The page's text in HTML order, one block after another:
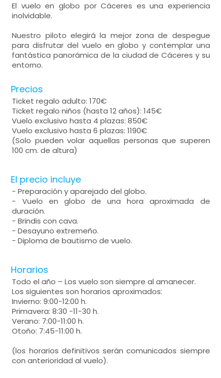
El vuelo en globo por Cáceres es una experiencia
inolvidable.
Nuestro piloto elegirá la mejor zona de despegue
para disfrutar del vuelo en globo y contemplar una
fantástica panorámica de la ciudad de Cáceres y su
entorno.
Precios
Ticket regalo adulto: 170€
Ticket regalo niños (hasta 12 años): 145€
Vuelo exclusivo hasta 4 plazas: 850€
Vuelo exclusivo hasta 6 plazas: 1190€
(Solo pueden volar aquellas personas que superen
100 cm. de altura)
El precio incluye
- Preparación y aparejado del globo.
- Vuelo en globo de una hora aproximada de
duración.
- Brindis con cava.
- Desayuno extremeño.
- Diploma de bautismo de vuelo.
Horarios
Todo el año – Los vuelo son siempre al amanecer.
Los siguientes son horarios aproximados:
Invierno: 9:00-12:00 h.
Primavera: 8:30 -11-30 h.
Verano: 7:00-11:00 h.
Otoño: 7:45-11:00 h.
(los horarios definitivos serán comunicados siempre
con anterioridad al vuelo).